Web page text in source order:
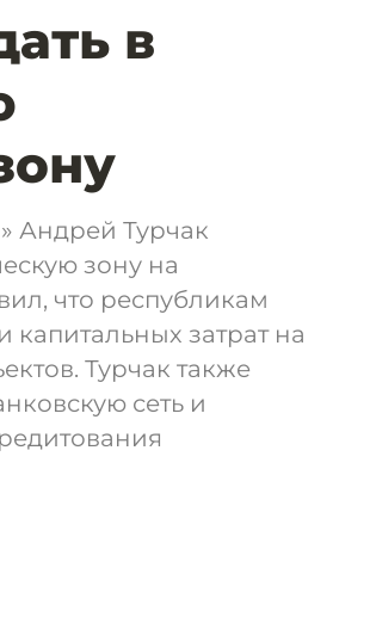
в
Андрей Турчак
зону на
что республикам
капитальных затрат на
Турчак также
сеть и